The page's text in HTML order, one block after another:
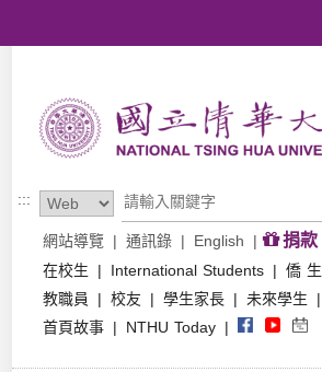
:::
網站導覽 | 通訊錄 | English | 捐款
在校生 | International Students | 僑 生
教職員
| 校友 | 學生家長 | 未來學生 |
首頁故事 | NTHU Today |